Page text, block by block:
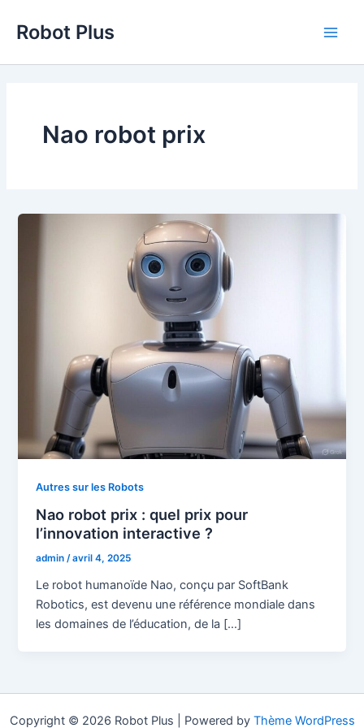
Robot Plus
Nao robot prix
Autres sur les Robots
Nao robot prix : quel prix pour
l’innovation interactive ?
admin/avril 4, 2025
Le robot humanoïde Nao, conçu par SoftBank
Robotics, est devenu une référence mondiale dans
les domaines de l’éducation, de la […]
Copyright © 2026 Robot Plus | Powered by Thème WordPress